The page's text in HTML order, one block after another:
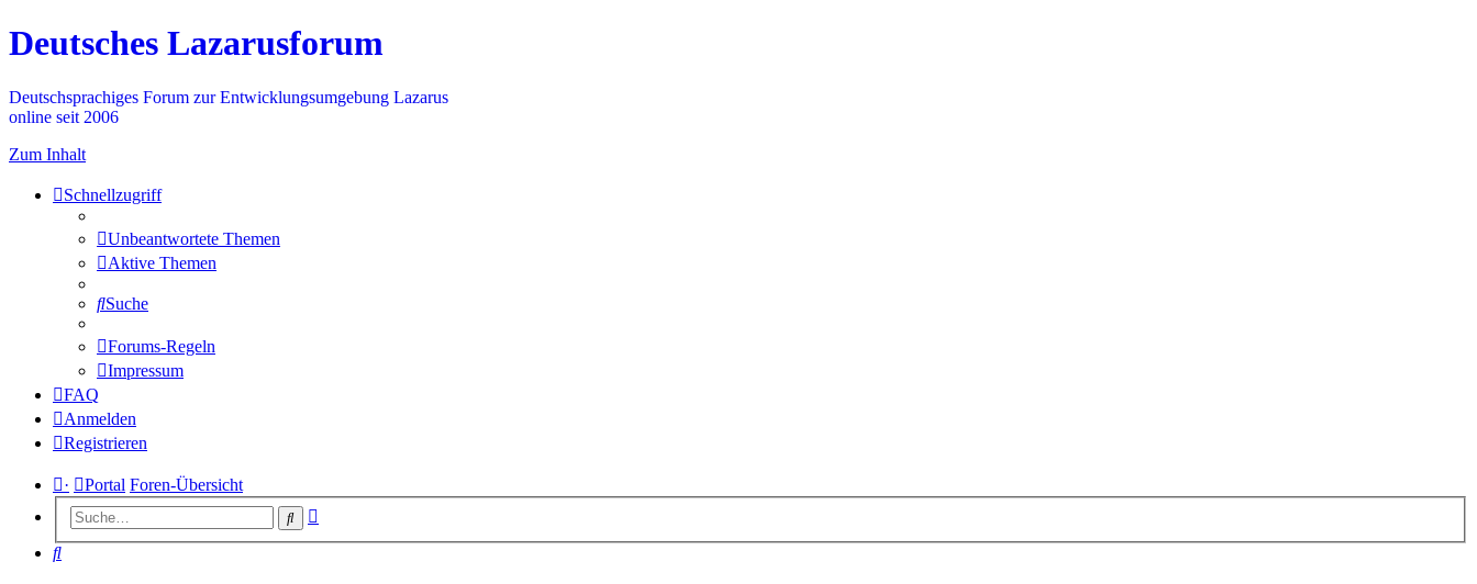
Deutsches Lazarusforum
Deutschsprachiges Forum zur Entwicklungsumgebung Lazarus
online seit 2006
Zum Inhalt
Schnellzugriff
Unbeantwortete Themen
Aktive Themen
Suche
Forums-Regeln
Impressum
FAQ
Anmelden
Registrieren
· Portal Foren-Übersicht
Suche
Suche